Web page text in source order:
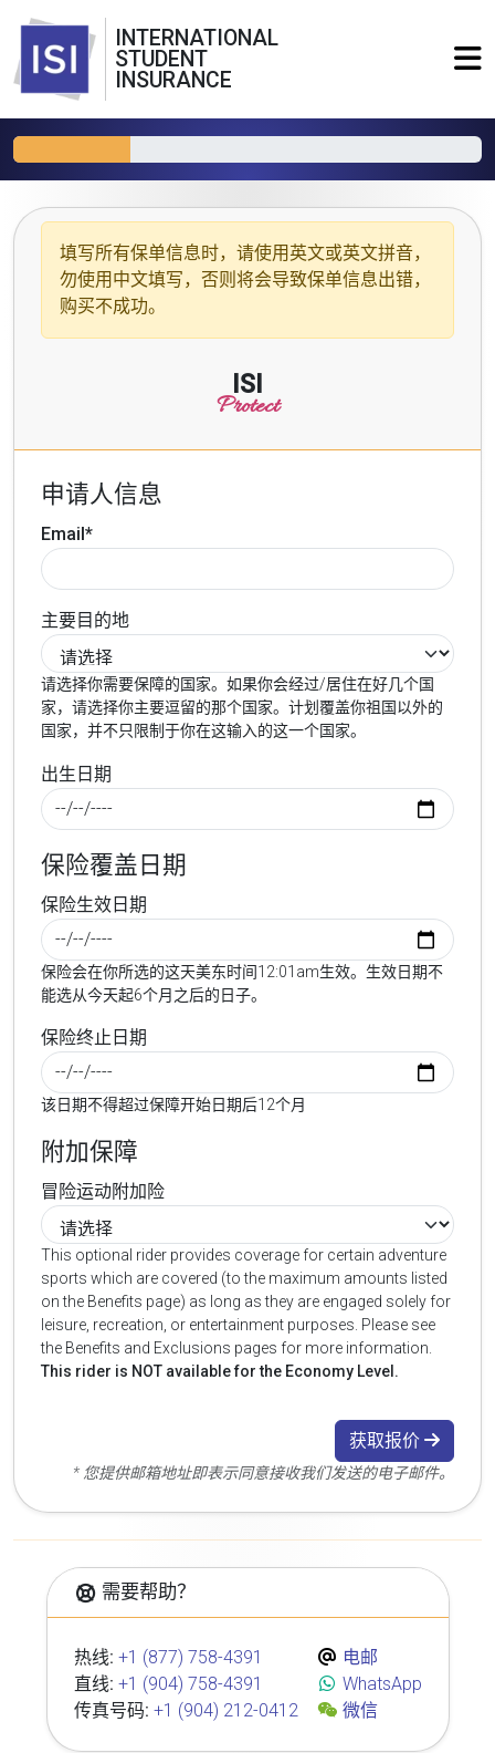
INTERNATIONAL
STUDENT
INSURANCE
填写所有保单信息时，请使用 英文或英文拼音，
勿使用中文填写，否则将会导致保单信息出错，
购买不成功。
ISI
Protect
申请人信息
Email*
主要目的地
请选择你需要保障的国家。如果你会经过/居住在好几个国
家，请选择你主要逗留的那个国家。计划覆盖你祖国以外的
国家，并不只限制于你在这输入的这一个国家。
出生日期
保险覆盖日期
保险生效日期
保险会在你所选的这天美东时间12:01am生效。生效日期不
能选从今天起6个月之后的日子。
保险终止日期
该日期不得超过保障开始日期后12个月
附加保障
冒险运动附加险
This optional rider provides coverage for certain adventure
sports which are covered (to the maximum amounts listed
on the Benefits page) as long as they are engaged solely for
leisure, recreation, or entertainment purposes. Please see
the Benefits and Exclusions pages for more information.
This rider is NOT available for the Economy Level.
获取报价
* 您提供邮箱地址即表示同意接收我们发送的电子邮件。
需要帮助？
热线: +1 (877) 758-4391
直线: +1 (904) 758-4391
传真号码: +1 (904) 212-0412
电邮
WhatsApp
微信